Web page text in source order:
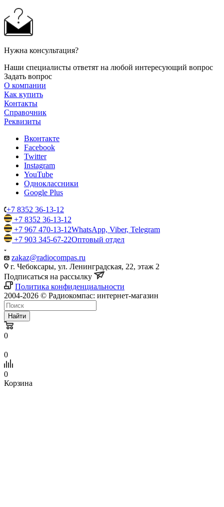
Нужна консультация?
Наши специалисты ответят на любой интересующий вопрос
Задать вопрос
О компании
Как купить
Контакты
Справочник
Реквизиты
Вконтакте
Facebook
Twitter
Instagram
YouTube
Одноклассники
Google Plus
+7 8352 36-13-12
+7 8352 36-13-12
+7 967 470-13-12WhatsApp, Viber, Telegram
+7 903 345-67-22Оптовый отдел
zakaz@radiocompas.ru
г. Чебоксары, ул. Ленинградская, 22, этаж 2
Подписаться на рассылку
Политика конфиденциальности
2004-2026 © Радиокомпас: интернет-магазин
Найти
0
0
0
Корзина